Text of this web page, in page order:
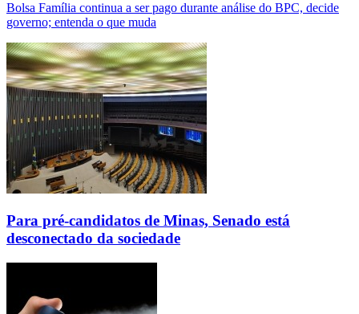
Bolsa Família continua a ser pago durante análise do BPC, decide
governo; entenda o que muda
Para pré-candidatos de Minas, Senado está
desconectado da sociedade